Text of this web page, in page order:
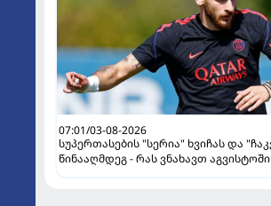
07:01/03-08-2026
სუპერთასების "სერია" ხვიჩას და "ჩაკვე" "ბარსას"
წინააღმდეგ - რას ვნახავთ აგვისტოში